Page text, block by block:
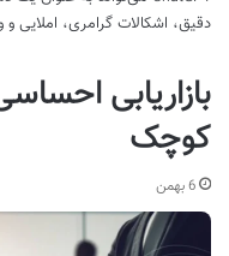
دقیق، اشکالات گرامری، املایی و
بازاریابی
کوچک
6 بهمن